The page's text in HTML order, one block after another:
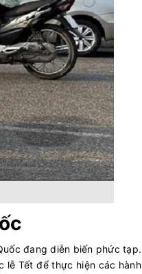
đang diễn biến phức tạp.
lễ Tết để thực hiện các hành